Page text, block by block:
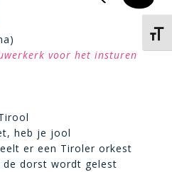
voor het insturen
heb je jool
er een Tiroler orkest
de dorst wordt gelest